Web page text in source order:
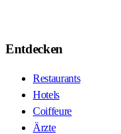
Entdecken
Restaurants
Hotels
Coiffeure
Ärzte